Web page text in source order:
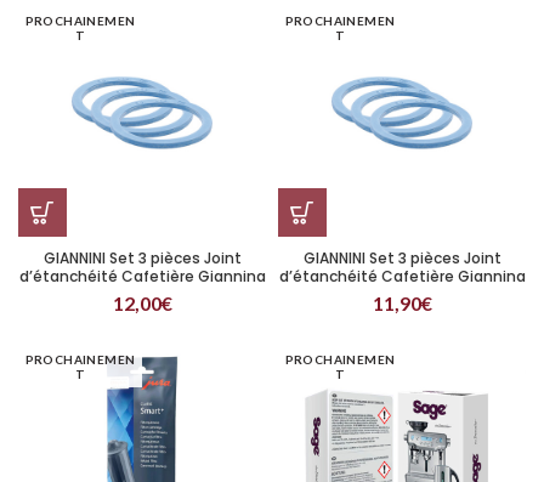
PROCHAINEMEN
T
GIANNINI Set 3 pièces Joint
d’étanchéité Cafetière Giannina
1 tasse
12,00€
PROCHAINEMEN
T
GIANNINI Set 3 pièces Joint
d’étanchéité Cafetière Giannina
3/1 tasse
11,90€
PROCHAINEMEN
T
PROCHAINEMEN
T